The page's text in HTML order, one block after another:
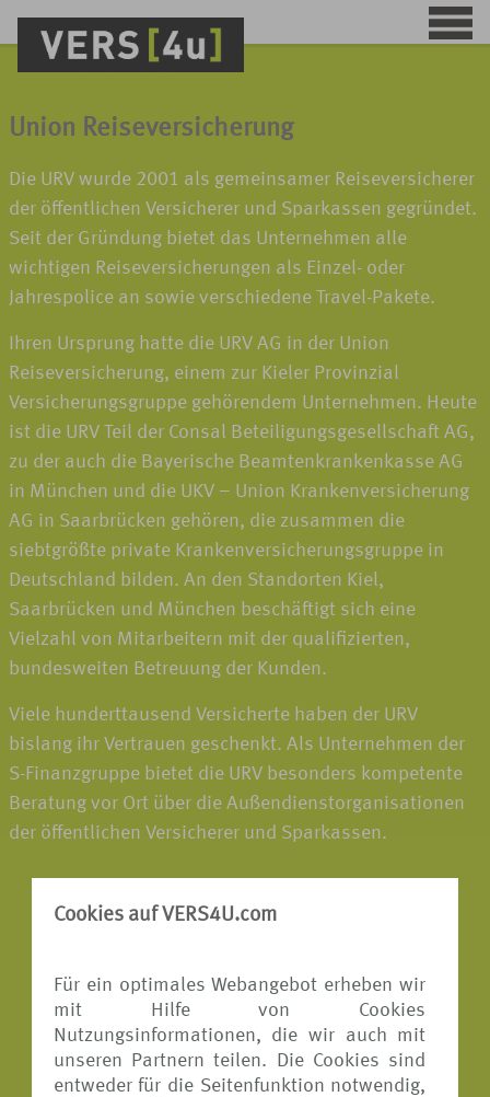
Cookies auf VERS4U.com
Für ein optimales Webangebot erheben wir
mit Hilfe von Cookies
Nutzungsinformationen, die wir auch mit
unseren Partnern teilen. Die Cookies sind
entweder für die Seitenfunktion notwendig,
Union Reiseversicherung
Die URV wurde 2001 als gemeinsamer Reiseversicherer
der öffentlichen Versicherer und Sparkassen gegründet.
Seit der Gründung bietet das Unternehmen alle
wichtigen Reiseversicherungen als Einzel- oder
Jahrespolice an sowie verschiedene Travel-Pakete.
Ihren Ursprung hatte die URV AG in der Union
Reiseversicherung, einem zur Kieler Provinzial
Versicherungsgruppe gehörendem Unternehmen. Heute
ist die URV Teil der Consal Beteiligungsgesellschaft AG,
zu der auch die Bayerische Beamtenkrankenkasse AG
in München und die UKV – Union Krankenversicherung
AG in Saarbrücken gehören, die zusammen die
siebtgrößte private Krankenversicherungsgruppe in
Deutschland bilden. An den Standorten Kiel,
Saarbrücken und München beschäftigt sich eine
Vielzahl von Mitarbeitern mit der qualifizierten,
bundesweiten Betreuung der Kunden.
Viele hunderttausend Versicherte haben der URV
bislang ihr Vertrauen geschenkt. Als Unternehmen der
S-Finanzgruppe bietet die URV besonders kompetente
Beratung vor Ort über die Außendienstorganisationen
der öffentlichen Versicherer und Sparkassen.